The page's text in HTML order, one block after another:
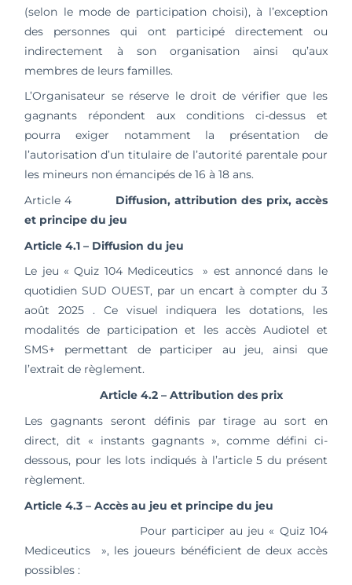
(selon le mode de participation choisi), à l’exception
des personnes qui ont participé directement ou
indirectement à son organisation ainsi qu’aux
membres de leurs familles.
L’Organisateur se réserve le droit de vérifier que les
gagnants répondent aux conditions ci-dessus et
pourra exiger notamment la présentation de
l’autorisation d’un titulaire de l’autorité parentale pour
les mineurs non émancipés de 16 à 18 ans.
Article 4 Diffusion, attribution des prix, accès
et principe du jeu
Article 4.1 – Diffusion du jeu
Le jeu « Quiz 104 Mediceutics » est annoncé dans le
quotidien SUD OUEST, par un encart à compter du 3
août 2025 . Ce visuel indiquera les dotations, les
modalités de participation et les accès Audiotel et
SMS+ permettant de participer au jeu, ainsi que
l’extrait de règlement.
Article 4.2 – Attribution des prix
Les gagnants seront définis par tirage au sort en
direct, dit « instants gagnants », comme défini ci-
dessous, pour les lots indiqués à l’article 5 du présent
règlement.
Article 4.3 – Accès au jeu et principe du jeu
Pour participer au jeu « Quiz 104
Mediceutics », les joueurs bénéficient de deux accès
possibles :